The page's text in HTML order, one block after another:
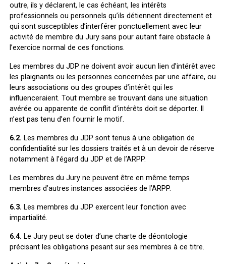
outre, ils y déclarent, le cas échéant, les intérêts
professionnels ou personnels qu’ils détiennent directement et
qui sont susceptibles d’interférer ponctuellement avec leur
activité de membre du Jury sans pour autant faire obstacle à
l’exercice normal de ces fonctions.
Les membres du JDP ne doivent avoir aucun lien d’intérêt avec
les plaignants ou les personnes concernées par une affaire, ou
leurs associations ou des groupes d’intérêt qui les
influenceraient. Tout membre se trouvant dans une situation
avérée ou apparente de conflit d’intérêts doit se déporter. Il
n’est pas tenu d’en fournir le motif.
6.2. Les membres du JDP sont tenus à une obligation de
confidentialité sur les dossiers traités et à un devoir de réserve
notamment à l’égard du JDP et de l’ARPP.
Les membres du Jury ne peuvent être en même temps
membres d’autres instances associées de l’ARPP.
6.3. Les membres du JDP exercent leur fonction avec
impartialité.
6.4. Le Jury peut se doter d’une charte de déontologie
précisant les obligations pesant sur ses membres à ce titre.